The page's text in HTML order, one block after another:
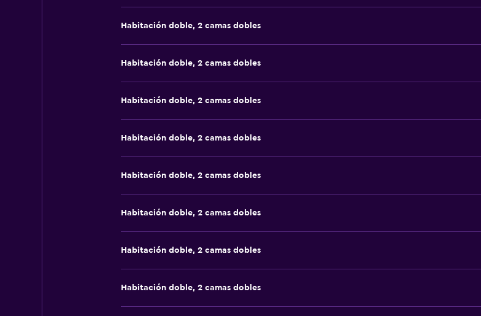
Habitación doble, 2 camas dobles
Habitación doble, 2 camas dobles
Habitación doble, 2 camas dobles
Habitación doble, 2 camas dobles
Habitación doble, 2 camas dobles
Habitación doble, 2 camas dobles
Habitación doble, 2 camas dobles
Habitación doble, 2 camas dobles